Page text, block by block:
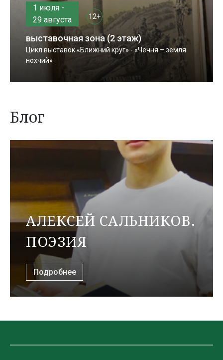
1 июля -
29 августа
12+
выставочная зона (2 этаж)
Цикл выставок «Ближний круг» - «Чечня – земля
нохчий»
Блог
АЛЕКСЕЙ САЛЬНИКОВ.
ПОЭЗИЯ
Подробнее